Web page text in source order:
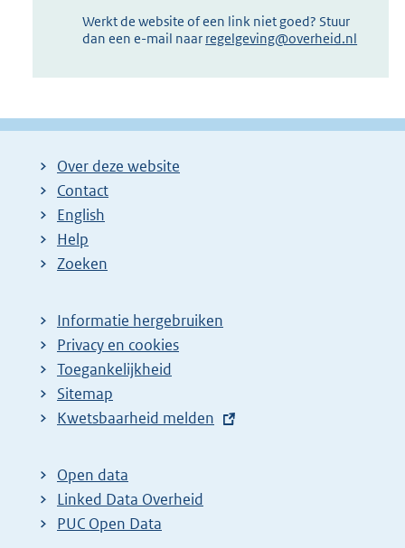
Werkt de website of een link niet goed? Stuur
dan een e-mail naar regelgeving@overheid.nl
Over deze website
Contact
English
Help
Zoeken
Informatie hergebruiken
Privacy en cookies
Toegankelijkheid
Sitemap
E
t
e
r
Kwetsbaarheid melden
Open data
Linked Data Overheid
PUC Open Data